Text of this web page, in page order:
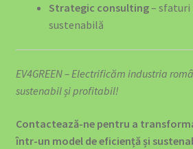
Strategic consulting– sfaturi
sustenabilă
EV4GREEN – Electrificăm industria
sustenabil și profitabil!
Contactează-ne pentru a
într-un model de eficiență și